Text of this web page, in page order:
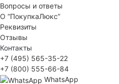
Вопросы и ответы
О “ПокупкаЛюкс”
Реквизиты
Отзывы
Контакты
+7 (495) 565-35-22
+7 (800) 555-66-84
WhatsApp